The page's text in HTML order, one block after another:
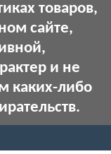
товаров,
сайте,
и не
каких-либо